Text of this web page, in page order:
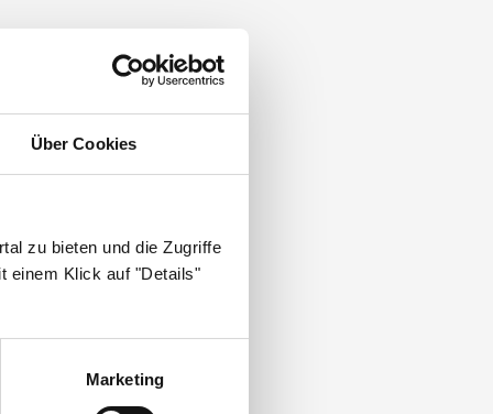
Über Cookies
zu bieten und die Zugriffe
einem Klick auf "Details"
Marketing